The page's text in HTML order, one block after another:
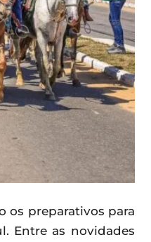
os preparativos para
Entre as novidades